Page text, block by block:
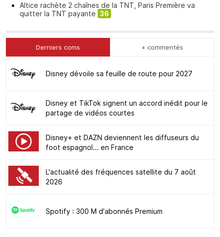
Altice rachète 2 chaînes de la TNT, Paris Première va
quitter la TNT payante 36
Derniers coms + commentés
Disney dévoile sa feuille de route pour 2027
Disney et TikTok signent un accord inédit pour le
partage de vidéos courtes
Disney+ et DAZN deviennent les diffuseurs du
foot espagnol... en France
L'actualité des fréquences satellite du 7 août
2026
Spotify : 300 M d'abonnés Premium